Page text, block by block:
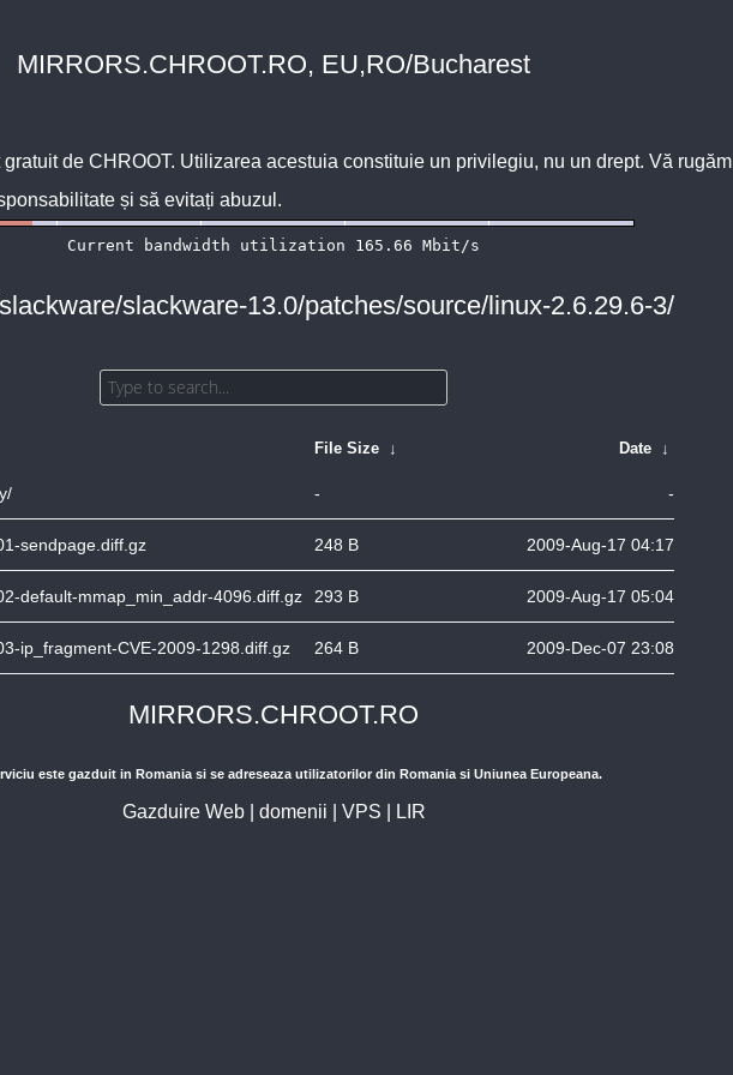
MIRRORS.CHROOT.RO, EU,RO/Bucharest
de CHROOT. Utilizarea acestuia constituie un privilegiu, nu un drept. Vă rugăm
și să evitați abuzul.
slackware-13.0/patches/source/linux-2.6.29.6-3/
File Size ↓ Date ↓
- -
sendpage.diff.gz 248 B 2009-Aug-17 04:17
default-mmap_min_addr-4096.diff.gz 293 B 2009-Aug-17 05:04
ip_fragment-CVE-2009-1298.diff.gz 264 B 2009-Dec-07 23:08
MIRRORS.CHROOT.RO
este gazduit in Romania si se adreseaza utilizatorilor din Romania si Uniunea Europeana.
Gazduire Web| domenii VPS LIR